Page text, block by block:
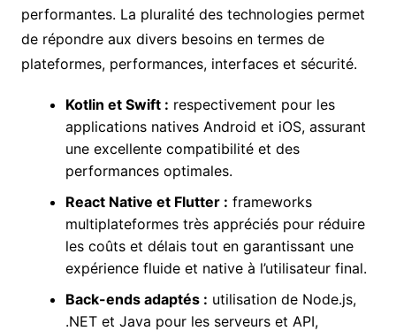
performantes. La pluralité des technologies permet
de répondre aux divers besoins en termes de
plateformes, performances, interfaces et sécurité.
Kotlin et Swift : respectivement pour les
applications natives Android et iOS, assurant
une excellente compatibilité et des
performances optimales.
React Native et Flutter : frameworks
multiplateformes très appréciés pour réduire
les coûts et délais tout en garantissant une
expérience fluide et native à l’utilisateur final.
Back-ends adaptés : utilisation de Node.js,
.NET et Java pour les serveurs et API,